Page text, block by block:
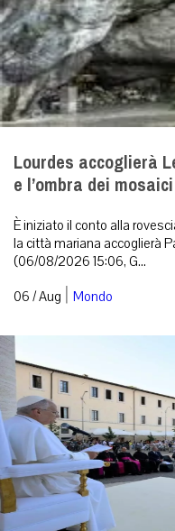
Lourdes accoglierà
e l’ombra dei
È iniziato il conto alla
la città mariana accoglierà
(06/08/2026 15:06, G...
06 / Aug | Mondo